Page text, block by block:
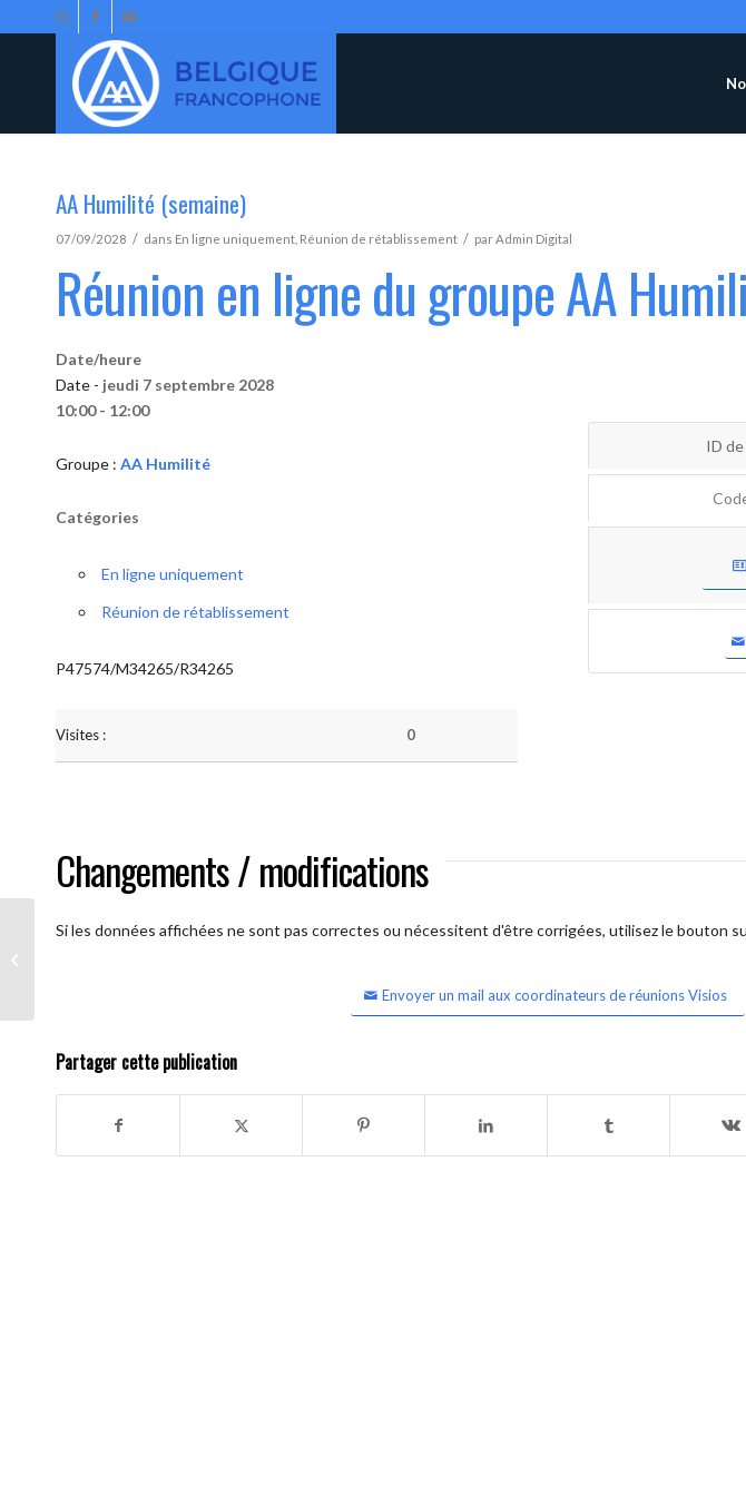
AA Humilité (semaine)
07/09/2028 / dans En ligne uniquement Réunion de rétablissement / parAdmin Digital
Réunion en ligne du groupe AA
Date/heure
Date - jeudi 7 septembre 2028
10:00 - 12:00
Groupe : AA Humilité
Catégories
En ligne uniquement
Réunion de rétablissement
P47574/M34265/R34265
Visites : 0
ID
Changements / modifications
Si les données affichées ne sont pas correctes ou nécessitent d'être corrigées, utilisez le bouton
Envoyer un mail aux coordinateurs de réunions Visios
Partager cette publication